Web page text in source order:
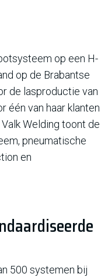
op een H-
op de Brabantse
de lasproductie van
één van haar klanten
Welding toont de
pneumatische
en
500 systemen bij